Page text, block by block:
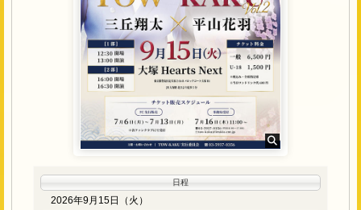
場合がございます。変更がある場合は、当日テイチクホー
ムページ等でご案内させていただきますので、あらかじめ
ご了承ください。
イベント（特典会含む）の動画撮影・録音行為は禁止とい
たします。
開催時間は若干前後する場合がございます。
危険物や酒類の持ち込み、および飲酒後・酒気帯びでの参
加は禁止です。
会場までの交通費等はお客様ご自身のご負担となります。
各種特典券の再発行は、紛失・盗難等いかなる理由があろ
うともいたしませんのでご注意ください。
対象商品をご購入いただきますと、サイン会と2ショット撮影会に
ご参加いただけます。サイン会ではお客様のご希望の宛名とサイン
を入れさせていただきます。お渡ししますサイン券にご希望のお名
前を記載の上、サイン会にご参加ください。
シングル「そろそろお酒の時間です。」1枚ご購入
ご希望の名入れ直筆サイン色紙 1枚＋2ショット
撮影 1回
くはカメラ機器にてスタッフが撮影いたします。原則と
して撮り直しはいたしませんので、その場で必ずご確認
日程
2026年9月15日（火）